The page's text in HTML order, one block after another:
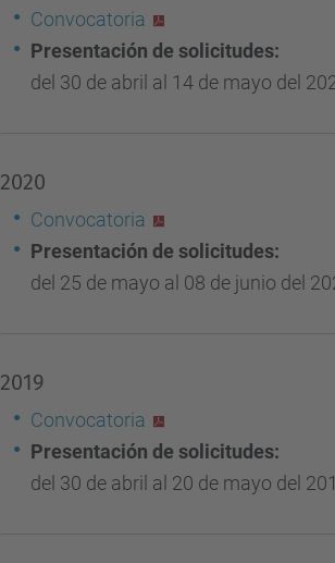
Convocatoria
Presentación de solicitudes:
del 30 de abril al 14 de mayo del
2020
Convocatoria
Presentación de solicitudes:
del 25 de mayo al 08 de junio del
2019
Convocatoria
Presentación de solicitudes:
del 30 de abril al 20 de mayo del